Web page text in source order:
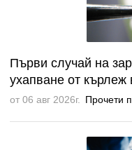
Първи случай на
ухапване от
от 06 авг 2026г. Прочети